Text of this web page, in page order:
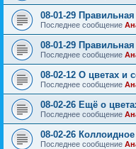
08-01-29
Последнее сообщение
08-01-29
Последнее сообщение
08-02-12 О цветах и
Последнее сообщение
08-02-26 Ещё о
Последнее сообщение
08-02-26
Последнее сообщение